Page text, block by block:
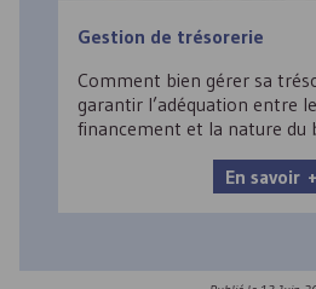
Gestion de trésorerie
Comment bien gérer sa
garantir l’adéquation entre
financement et la nature du
En savoir +